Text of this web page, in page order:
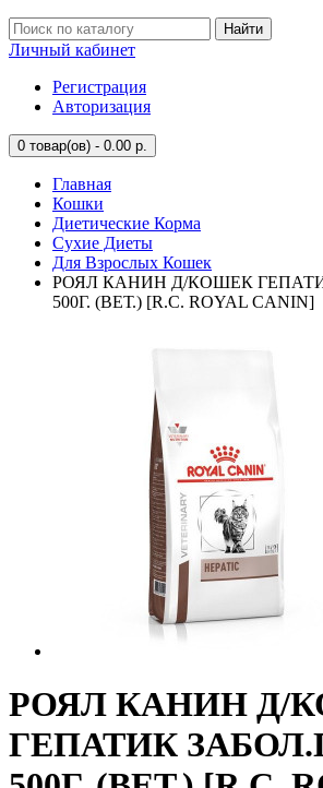
Найти
Личный кабинет
Регистрация
Авторизация
0 товар(ов) - 0.00 р.
Главная
Кошки
Диетические Корма
Сухие Диеты
Для Взрослых Кошек
РОЯЛ КАНИН Д/КОШЕК
500Г. (ВЕТ.) [R.C. ROYAL CANIN]
РОЯЛ КАНИН Д/
ГЕПАТИК